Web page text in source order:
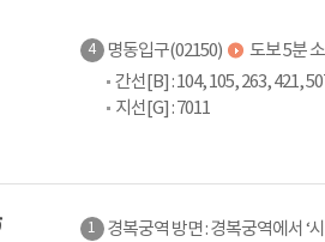
4 명동입구(02150)
도보 5분
간선[B] : 104, 105, 263, 421,
지선[G] : 7011
1 경복궁역 방면 : 경복궁역에서 ‘